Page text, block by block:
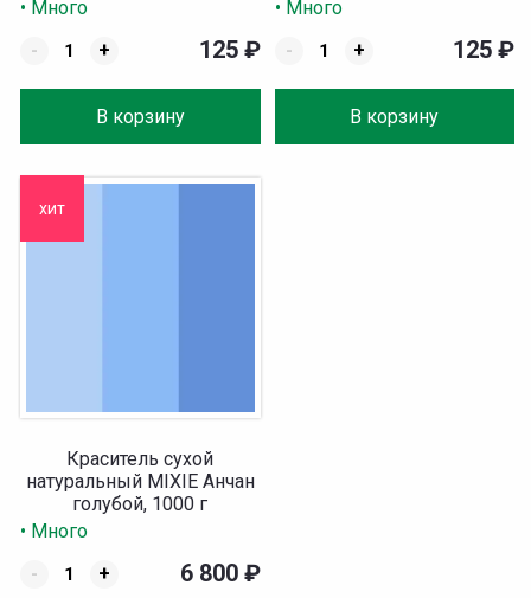
• Много
-
+
В корзину
125 ₽
• Много
-
+
В корзину
125 ₽
хит
Краситель сухой
натуральный MIXIE Анчан
голубой, 1000 г
• Много
-
+ 6 800 ₽